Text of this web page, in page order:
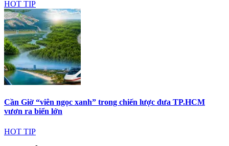
HOT TIP
Cần Giờ “viên ngọc xanh” trong chiến lược đưa TP.HCM
vươn ra biển lớn
HOT TIP